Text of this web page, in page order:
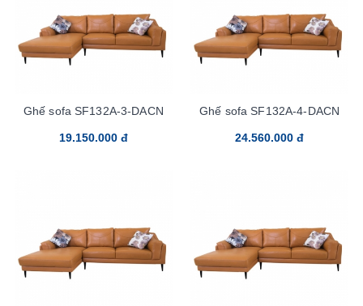
Ghế sofa SF132A-3-DACN
19.150.000 đ
Ghế sofa SF132A-4-DACN
24.560.000 đ